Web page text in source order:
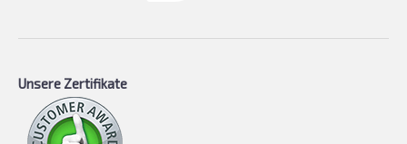
Unsere Zertifikate